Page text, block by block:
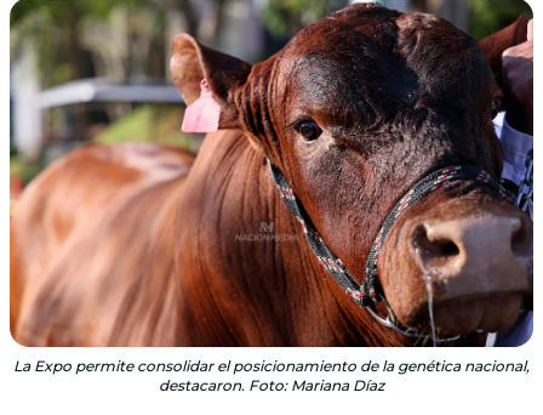
La Expo permite consolidar el posicionamiento de la genética nacional,
destacaron. Foto: Mariana Díaz